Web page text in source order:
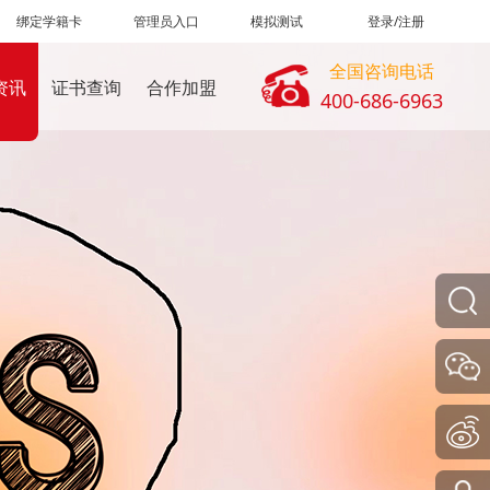
绑定学籍卡 管理员入口 模拟测试 登录/注册
讯 证书查询 合作加盟
全国咨询电话
400-686-6963